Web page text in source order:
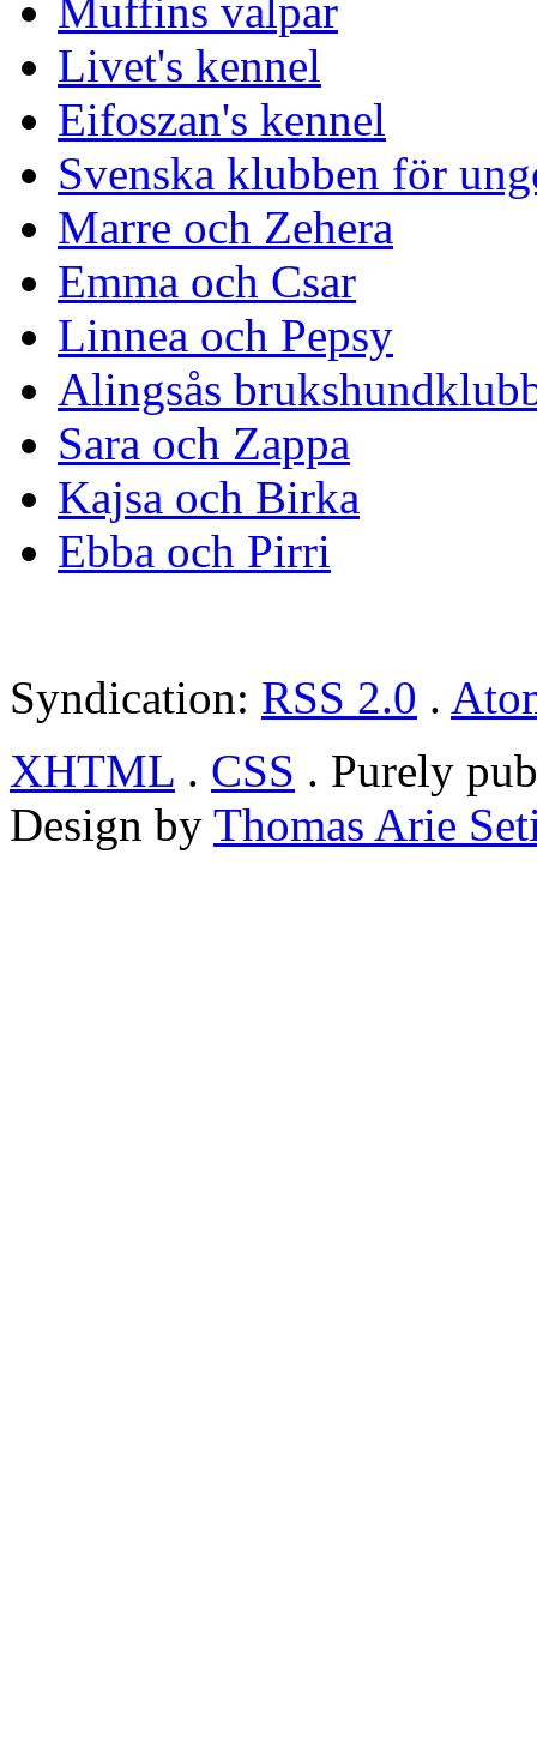
Muffins valpar
Livet's kennel
Eifoszan's kennel
Svenska klubben för
Marre och Zehera
Emma och Csar
Linnea och Pepsy
Alingsås
Sara och Zappa
Kajsa och Birka
Ebba och Pirri
Syndication: RSS 2.0 .
XHTML . CSS . Purely
Design by Thomas Arie